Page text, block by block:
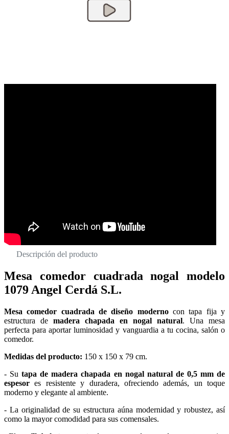
Descripción del producto
Mesa comedor cuadrada nogal modelo
1079 Angel Cerdá S.L.
Mesa comedor cuadrada de diseño modernocon tapa fija y
estructura de madera chapada en nogal natural. Una mesa
perfecta para aportar luminosidad y vanguardia a tu cocina, salón o
comedor.
Medidas del producto: 150 x 150 x 79 cm.
- Sutapa de madera chapada en nogal natural de 0,5 mm de
espesor es resistente y duradera, ofreciendo además, un toque
moderno y elegante al ambiente.
- La originalidad de su estructura aúna modernidad y robustez, así
como la mayor comodidad para sus comensales.